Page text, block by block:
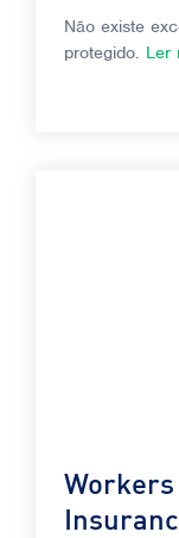
Não existe
protegido. Ler